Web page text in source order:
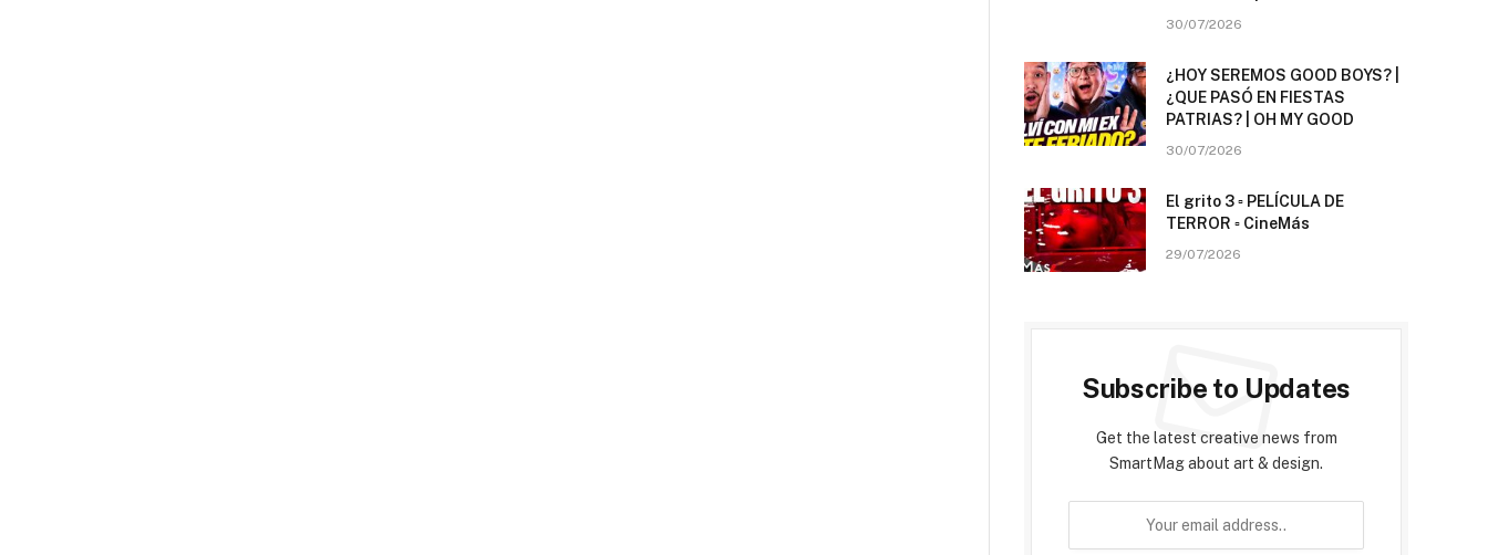
30/07/2026
¿HOY SEREMOS GOOD BOYS? |
¿QUE PASÓ EN FIESTAS
PATRIAS? | OH MY GOOD
30/07/2026
El grito 3 ▫️ PELÍCULA DE
TERROR ▫️ CineMás
29/07/2026
Subscribe to Updates
Get the latest creative news from
SmartMag about art & design.